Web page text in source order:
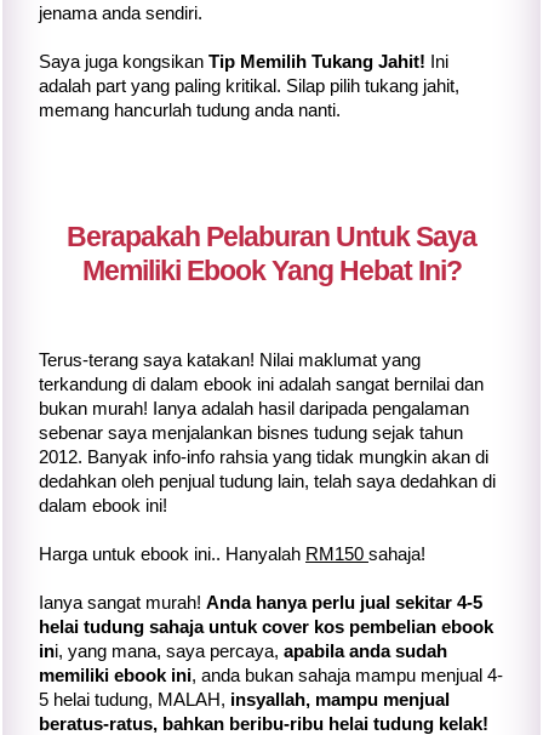
jenama anda sendiri.
Saya juga kongsikan Tip Memilih Tukang Jahit! Ini
adalah part yang paling kritikal. Silap pilih tukang jahit,
memang hancurlah tudung anda nanti.
Berapakah Pelaburan Untuk Saya
Memiliki Ebook Yang Hebat Ini?
Terus-terang saya katakan! Nilai maklumat yang
terkandung di dalam ebook ini adalah sangat bernilai dan
bukan murah! Ianya adalah hasil daripada pengalaman
sebenar saya menjalankan bisnes tudung sejak tahun
2012. Banyak info-info rahsia yang tidak mungkin akan di
dedahkan oleh penjual tudung lain, telah saya dedahkan di
dalam ebook ini!
Harga untuk ebook ini.. Hanyalah RM150 sahaja!
Ianya sangat murah! Anda hanya perlu jual sekitar 4-5
helai tudung sahaja untuk cover kos pembelian ebook
ini, yang mana, saya percaya, apabila anda sudah
memiliki ebook ini, anda bukan sahaja mampu menjual 4-
5 helai tudung, MALAH, insyallah, mampu menjual
beratus-ratus, bahkan beribu-ribu helai tudung kelak!